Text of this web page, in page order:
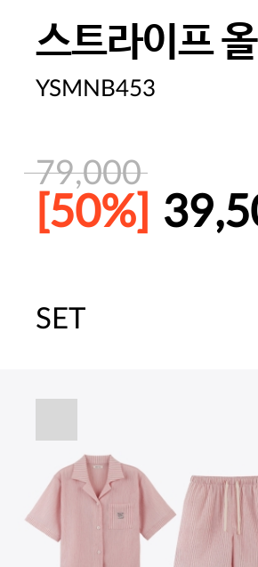
스트라이프
YSMNB453
79,000
[50%]
주말특가
[썸머블프] 2만원 할인
SET